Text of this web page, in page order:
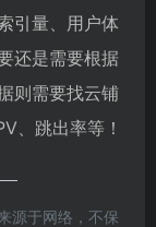
引量、用户体
还是需要根据
则需要找云铺
、跳出率等！
源于网络，不保